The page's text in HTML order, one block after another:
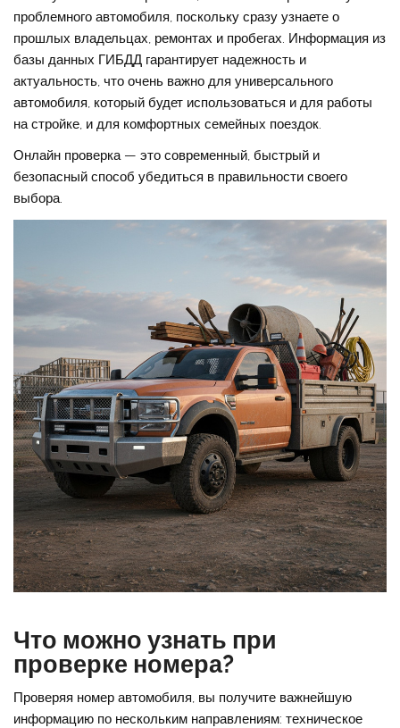
проблемного автомобиля, поскольку сразу узнаете о
прошлых владельцах, ремонтах и пробегах. Информация из
базы данных ГИБДД гарантирует надежность и
актуальность, что очень важно для универсального
автомобиля, который будет использоваться и для работы
на стройке, и для комфортных семейных поездок.
Онлайн проверка — это современный, быстрый и
безопасный способ убедиться в правильности своего
выбора.
Что можно узнать при
проверке номера?
Проверяя номер автомобиля, вы получите важнейшую
информацию по нескольким направлениям: техническое